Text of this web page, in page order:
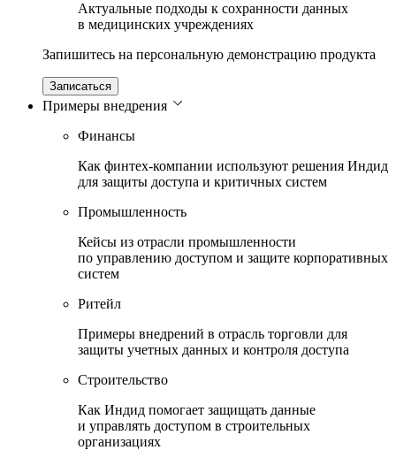
Актуальные подходы к сохранности данных
в медицинских учреждениях
Запишитесь на персональную демонстрацию продукта
Записаться
Примеры внедрения
Финансы
Как финтех-компании используют решения Индид
для защиты доступа и критичных систем
Промышленность
Кейсы из отрасли промышленности
по управлению доступом и защите корпоративных
систем
Ритейл
Примеры внедрений в отрасль торговли для
защиты учетных данных и контроля доступа
Строительство
Как Индид помогает защищать данные
и управлять доступом в строительных
организациях